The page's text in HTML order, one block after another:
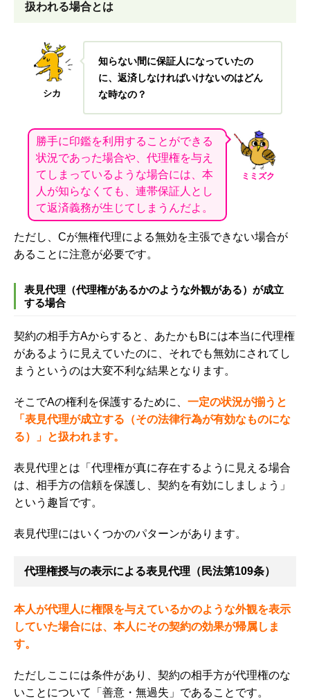
扱われる場合とは
シカ
知らない間に保証人になっていたの
に、返済しなければいけないのはどん
な時なの？
ミミズク
勝手に印鑑を利用することができる
状況であった場合や、代理権を与え
てしまっているような場合には、本
人が知らなくても、連帯保証人とし
て返済義務が生じてしまうんだよ。
ただし、Cが無権代理による無効を主張できない場合が
あることに注意が必要です。
表見代理（代理権があるかのような外観がある）が成立
する場合
契約の相手方Aからすると、あたかもBには本当に代理権
があるように見えていたのに、それでも無効にされてし
まうというのは大変不利な結果となります。
そこでAの権利を保護するために、 一定の状況が揃うと
「表見代理が成立する（その法律行為が有効なものにな
る）」と扱われます。
表見代理とは「代理権が真に存在するように見える場合
は、相手方の信頼を保護し、契約を有効にしましょう」
という趣旨です。
表見代理にはいくつかのパターンがあります。
代理権授与の表示による表見代理（民法第109条）
本人が代理人に権限を与えているかのような外観を表示
していた場合には、本人にその契約の効果が帰属しま
す。
ただしここには条件があり、契約の相手方が代理権のな
いことについて「善意・無過失」であることです。